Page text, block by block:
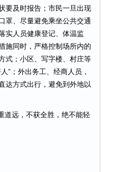
要及时报告；市民一旦出现
罩、尽量避免乘坐公共交通
实人员健康登记、体温监
施同时，严格控制场所内的
式；小区、写字楼、村庄等
”；外出务工、经商人员，
达方式出行，避免到外地以
道远，不获全胜，绝不能轻